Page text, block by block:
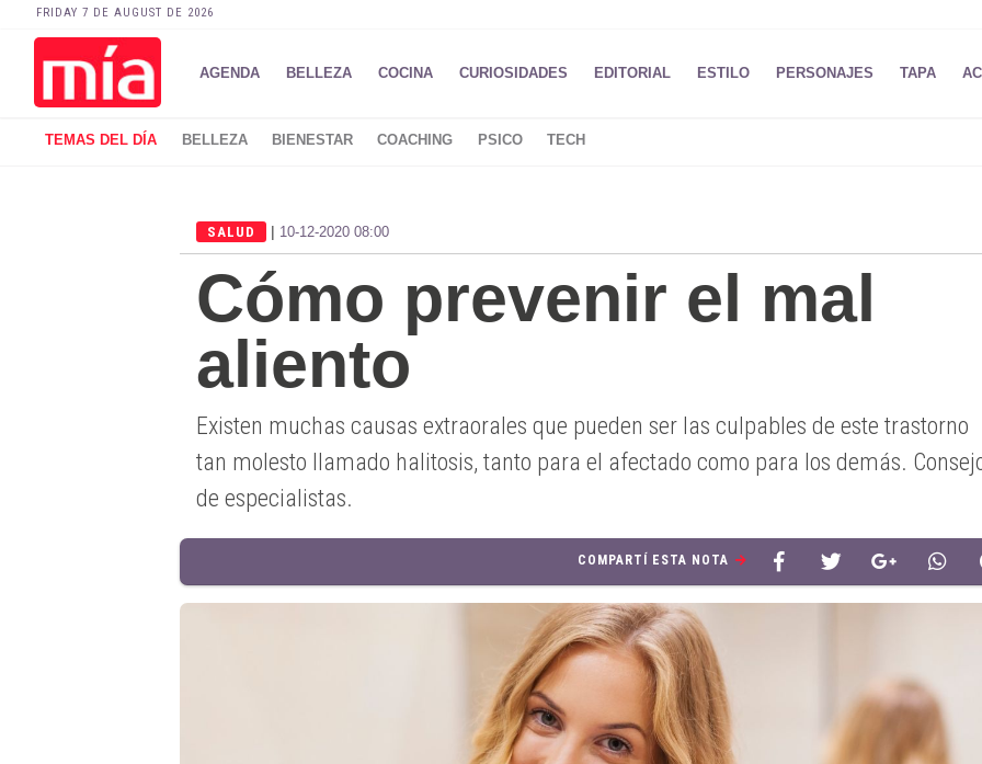
FRIDAY 7 DE AUGUST DE 2026
AGENDA BELLEZA COCINA CURIOSIDADES EDITORIAL ESTILO PERSONAJES TAPA
TEMAS DEL DÍA BELLEZA BIENESTAR COACHING PSICO TECH
SALUD | 10-12-2020 08:00
Cómo prevenir el mal
aliento
Existen muchas causas extraorales que pueden ser las culpables de este trastorno
tan molesto llamado halitosis, tanto para el afectado como para los demás.
de especialistas.
COMPARTÍ ESTA NOTA